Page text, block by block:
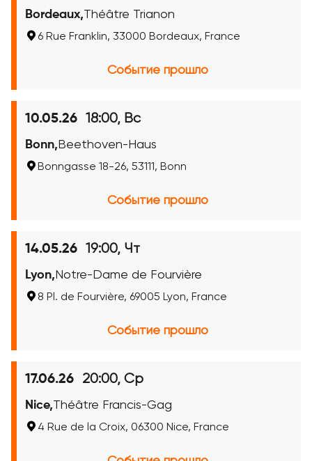
Bordeaux,Théâtre Trianon
6 Rue Franklin, 33000 Bordeaux, France
Событие прошло
10.05.26 18:00, Вс
Bonn, Beethoven-Haus
Bonngasse 18-26, 53111, Bonn
Событие прошло
14.05.26 19:00, Чт
Lyon, Notre-Dame de Fourvière
8 Pl. de Fourvière, 69005 Lyon, France
Событие прошло
17.06.26 20:00, Ср
Nice,Théâtre Francis-Gag
4 Rue de la Croix, 06300 Nice, France